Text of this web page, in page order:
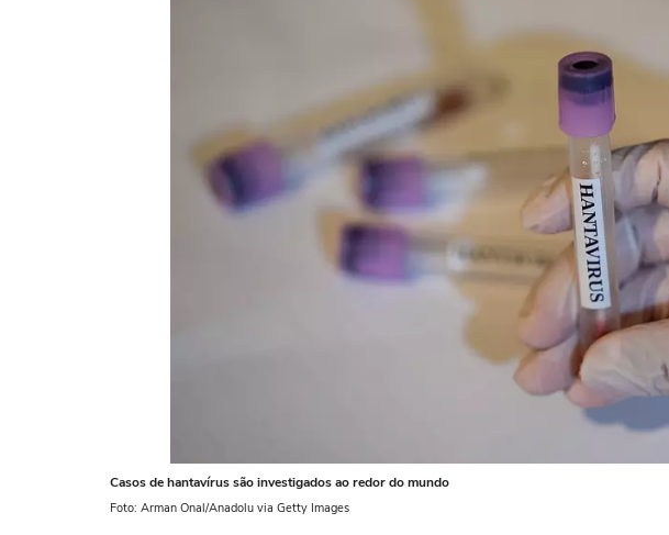
Casos de hantavírus são investigados ao redor do mundo
Foto: Arman Onal/Anadolu via Getty Images